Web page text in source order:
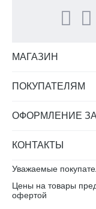
МАГАЗИН
ПОКУПАТЕЛЯМ
ОФОРМЛЕНИЕ
КОНТАКТЫ
Уважаемые
Цены на товары
офертой